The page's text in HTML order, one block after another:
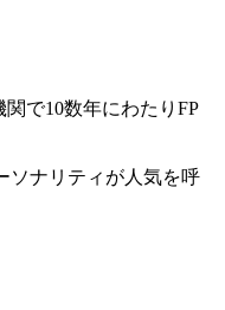
で10数年にわたりFP
ソナリティが人気を呼